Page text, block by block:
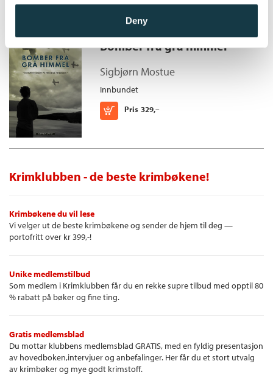
Deny
Bomber fra grå himmel
Sigbjørn Mostue
Innbundet
Pris 329,–
Kjøp
Krimklubben - de beste krimbøkene!
Krimbøkene du vil lese
Vi velger ut de beste krimbøkene og sender de hjem til deg —
portofritt over kr 399,-!
Unike medlemstilbud
Som medlem i Krimklubben får du en rekke supre tilbud med opptil 80
% rabatt på bøker og fine ting.
Gratis medlemsblad
Du mottar klubbens medlemsblad GRATIS, med en fyldig presentasjon
av hovedboken,intervjuer og anbefalinger. Her får du et stort utvalg
av krimbøker og mye godt krimstoff.